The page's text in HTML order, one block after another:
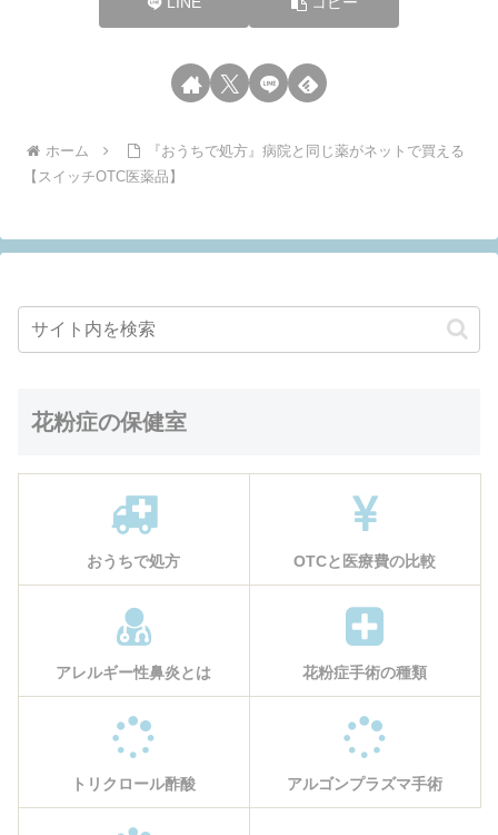
ホーム
『おうちで処方』病院と同じ薬がネットで買える
【スイッチOTC医薬品】
花粉症の保健室
おうちで処方 OTCと医療費の比較
アレルギー性鼻炎とは 花粉症手術の種類
トリクロール酢酸 アルゴンプラズマ手術